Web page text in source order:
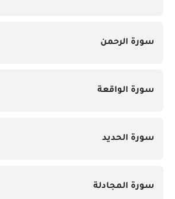
سورة الرحمن
سورة الواقعة
سورة الحديد
سورة المجادلة